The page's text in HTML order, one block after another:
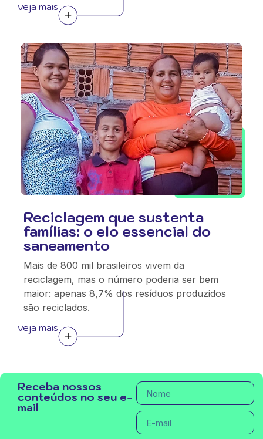
veja mais
Reciclagem que sustenta
famílias: o elo essencial do
saneamento
Mais de 800 mil brasileiros vivem da
reciclagem, mas o número poderia ser bem
maior: apenas 8,7% dos resíduos produzidos
são reciclados.
veja mais
Receba nossos
conteúdos no seu e-
mail